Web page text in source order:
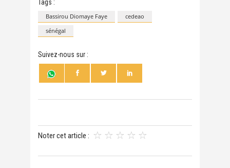
Tags :
Bassirou Diomaye Faye
cedeao
sénégal
Suivez-nous sur :
Noter cet article :